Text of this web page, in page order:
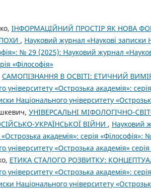
ІНФОРМАЦІЙНИЙ ПРОСТІР ЯК НОВА
, Науковий журнал «Наукові записки
№ 29 (2025): Науковий журнал
«Філософія»
САМОПІЗНАННЯ В ОСВІТІ: ЕТИЧНИЙ
університету «Острозька академія»:
Національного університету
УНІВЕРСАЛЬНІ МІФОЛОГІЧНО-
УКРАЇНСЬКОЇ ВІЙНИ , Науковий
«Острозька академія»: серія
університету «Острозька академія»
ЕТИКА СТАЛОГО РОЗВИТКУ:
університету «Острозька академія»:
Національного університету